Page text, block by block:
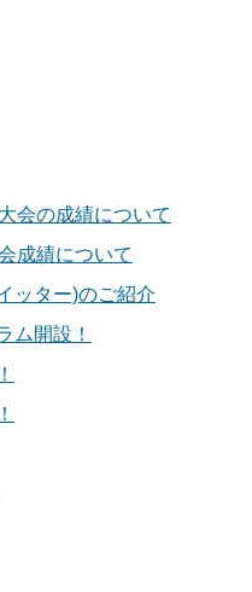
会の成績について
成績について
ッター)のご紹介
ム開設！